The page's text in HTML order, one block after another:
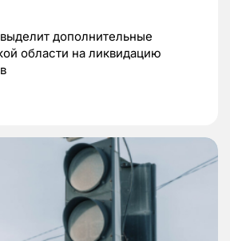
дополнительные
области на ликвидацию